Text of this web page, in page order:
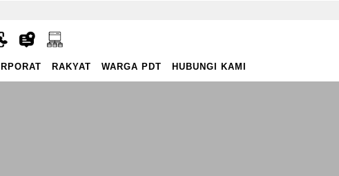
RAKYAT WARGA PDT HUBUNGI KAMI